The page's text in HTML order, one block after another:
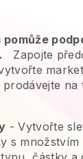
pomůže
Zapojte
prodávejte na
- Vytvořte
s